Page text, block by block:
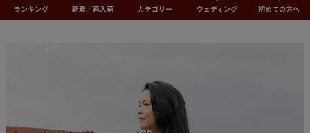
ランキング 新着／再入荷 カテゴリー ウェディング 初めての方へ
キッズ